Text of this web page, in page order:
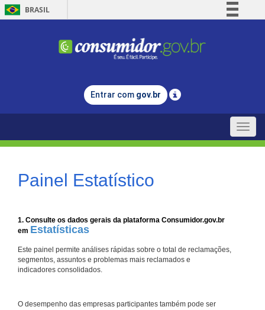
BRASIL
Comunica BR
Legislação
Entrar com gov.br
Toggle
Painel Estatístico
1. Consulte os dados gerais da plataforma Consumidor.gov.br
em Estatísticas
Este painel permite análises rápidas sobre o total de reclamações,
segmentos, assuntos e problemas mais reclamados e
indicadores consolidados.
O desempenho das empresas participantes também pode ser